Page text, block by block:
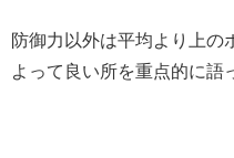
防御力以外は平均より上の
よって良い所を重点的に語